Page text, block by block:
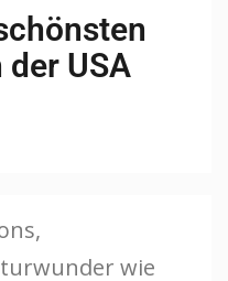
USA
wie